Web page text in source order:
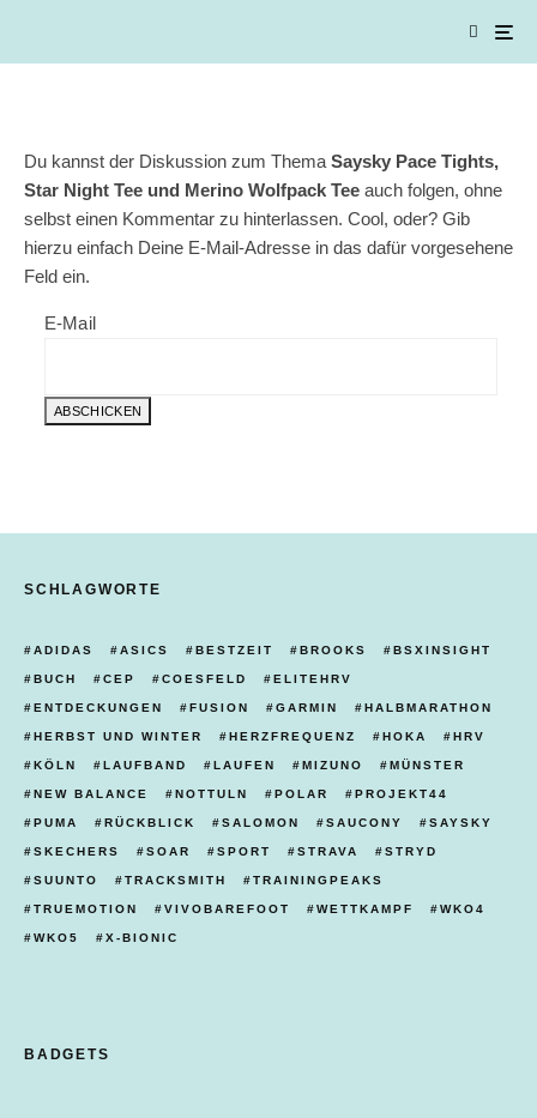
Du kannst der Diskussion zum Thema Saysky Pace Tights,
Star Night Tee und Merino Wolfpack Tee auch folgen, ohne
selbst einen Kommentar zu hinterlassen. Cool, oder? Gib
hierzu einfach Deine E-Mail-Adresse in das dafür vorgesehene
Feld ein.
E-Mail
SCHLAGWORTE
ADIDAS ASICS BESTZEIT BROOKS BSXINSIGHT
BUCH CEP COESFELD ELITEHRV
ENTDECKUNGEN FUSION GARMIN HALBMARATHON
HERBST UND WINTER HERZFREQUENZ HOKA HRV
KÖLN LAUFBAND LAUFEN MIZUNO MÜNSTER
NEW BALANCE NOTTULN POLAR PROJEKT44
PUMA RÜCKBLICK SALOMON SAUCONY SAYSKY
SKECHERS SOAR SPORT STRAVA STRYD
SUUNTO TRACKSMITH TRAININGPEAKS
TRUEMOTION VIVOBAREFOOT WETTKAMPF WKO4
WKO5 X-BIONIC
BADGETS